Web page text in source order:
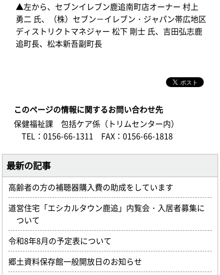
▲左から、セブンイレブン鹿追南町店オーナー 村上
勇二 氏、（株）セブン－イレブン・ジャパン帯広地区
ディストリクトマネジャー 松下 剛士 氏、吉田弘志鹿
追町長、松本新吾副町長
このページの情報に関するお問い合わせ先
保健福祉課 包括ケア係（トリムセンター内）
TEL：0156-66-1311
FAX：0156-66-1818
最新の記事
高齢者の方の補聴器購入費の助成をしています
道営住宅「エシカルタウン鹿追」内覧会・入居者募集に
ついて
令和8年8月の予定表について
郷土資料保存館一般開放日のお知らせ